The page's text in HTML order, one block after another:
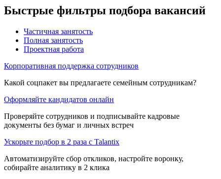
Быстрые фильтры подбора вакансий
Частичная занятость
Полная занятость
Проектная работа
Корпоративная поддержка сотрудников
Какой соцпакет вы предлагаете семейным сотрудникам?
Оформляйте кандидатов онлайн
Проверяйте сотрудников и подписывайте кадровые
документы без бумаг и личных встреч
Ускорьте подбор в 2 раза с Talantix
Автоматизируйте сбор откликов, настройте воронку,
собирайте аналитику в 2 клика